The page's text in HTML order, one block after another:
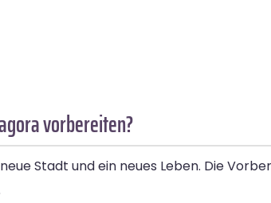
vorbereiten?
Stadt und ein neues Leben. Die